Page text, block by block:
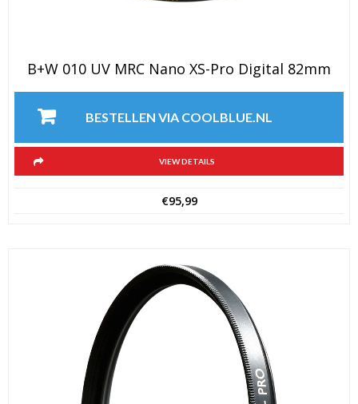
B+W 010 UV MRC Nano XS-Pro Digital 82mm
BESTELLEN VIA COOLBLUE.NL
VIEW DETAILS
€95,99